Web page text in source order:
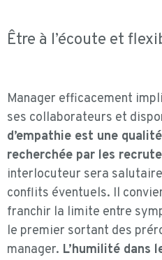
Être à l’écoute et
Manager efficacement
ses collaborateurs et
d’empathie est une
recherchée par les
interlocuteur sera
conflits éventuels. Il
franchir la limite entre
le premier sortant des
manager. L’humilité dans